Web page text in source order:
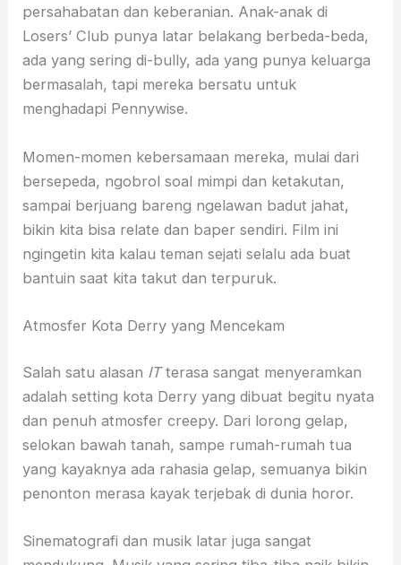
persahabatan dan keberanian. Anak-anak di
Losers’ Club punya latar belakang berbeda-beda,
ada yang sering di-bully, ada yang punya keluarga
bermasalah, tapi mereka bersatu untuk
menghadapi Pennywise.
Momen-momen kebersamaan mereka, mulai dari
bersepeda, ngobrol soal mimpi dan ketakutan,
sampai berjuang bareng ngelawan badut jahat,
bikin kita bisa relate dan baper sendiri. Film ini
ngingetin kita kalau teman sejati selalu ada buat
bantuin saat kita takut dan terpuruk.
Atmosfer Kota Derry yang Mencekam
Salah satu alasan ITterasa sangat menyeramkan
adalah setting kota Derry yang dibuat begitu nyata
dan penuh atmosfer creepy. Dari lorong gelap,
selokan bawah tanah, sampe rumah-rumah tua
yang kayaknya ada rahasia gelap, semuanya bikin
penonton merasa kayak terjebak di dunia horor.
Sinematografi dan musik latar juga sangat